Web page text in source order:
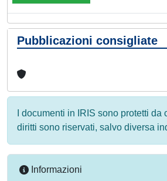
Pubblicazioni consigliate
I documenti in IRIS sono protetti da
diritti sono riservati, salvo diversa
Informazioni